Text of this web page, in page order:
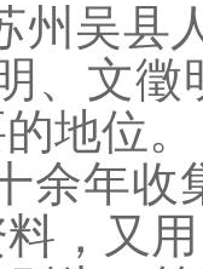
吴县
、文
地位。
年收
，又